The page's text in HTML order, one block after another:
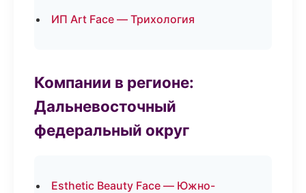
ИП Art Face — Трихология
Компании в регионе:
Дальневосточный
федеральный округ
Esthetic Beauty Face — Южно-